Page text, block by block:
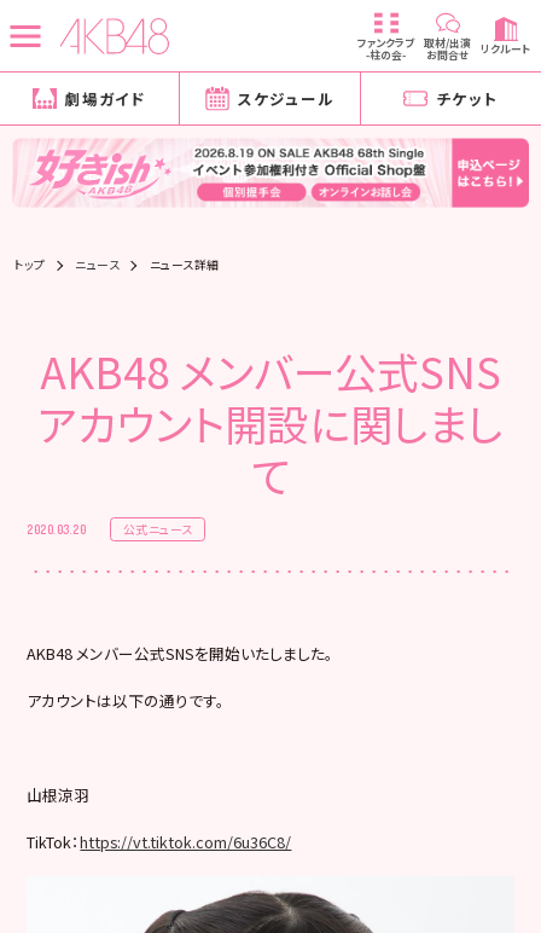
ファンクラブ
-柱の会-
取材/出演
お問合せ リクルート
劇場ガイド スケジュール チケット
トップ ニュース ニュース詳細
AKB48 メンバー公式SNS
アカウント開設に関しまし
て
2020.03.20 公式ニュース
AKB48 メンバー公式SNSを開始いたしました。
アカウントは以下の通りです。
山根涼羽
TikTok：https://vt.tiktok.com/6u36C8/